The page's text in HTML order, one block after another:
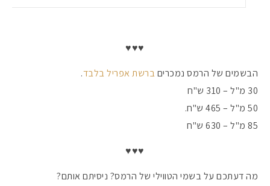
♥♥♥
הבשמים של הרמס נמכריםברשת אפריל בלבד.
30 מ"ל – 310 ש"ח
50 מ"ל – 465 ש"ח.
85 מ"ל – 630 ש"ח
♥♥♥
מה דעתכם על בשמי הטווילי של הרמס? ניסיתם אותם?